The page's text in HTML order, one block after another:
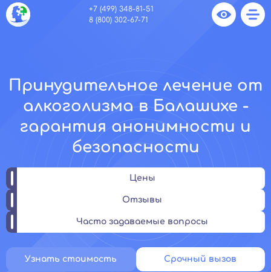
+7 (499) 348-81-51
8 (800) 302-67-71
Принудительное лечение от
алкоголизма в Балашихе -
гарантия анонимности и
безопасности
Цены
Отзывы
Часто задаваемые вопросы
Узнать стоимость Срочный вызов